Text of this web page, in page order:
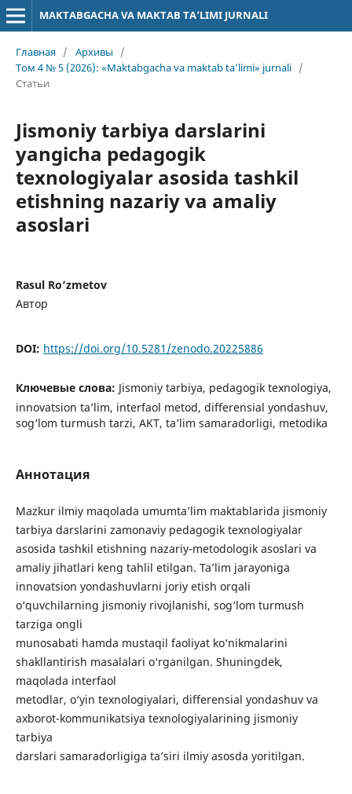
MAKTABGACHA VA MAKTAB TA’LIMI JURNALI
Главная / Архивы
/
Том 4 № 5 (2026): «Maktabgacha va maktab ta’limi» jurnali /
Статьи
Jismoniy tarbiya darslarini
yangicha pedagogik
texnologiyalar asosida tashkil
etishning nazariy va amaliy
asoslari
Rasul Ro‘zmetov
Автор
DOI: https://doi.org/10.5281/zenodo.20225886
Ключевые слова: Jismoniy tarbiya, pedagogik texnologiya,
innovatsion ta’lim, interfaol metod, differensial yondashuv,
sog‘lom turmush tarzi, AKT, ta’lim samaradorligi, metodika
Аннотация
Mazkur ilmiy maqolada umumta’lim maktablarida jismoniy
tarbiya darslarini zamonaviy pedagogik texnologiyalar
asosida tashkil etishning nazariy-metodologik asoslari va
amaliy jihatlari keng tahlil etilgan. Ta’lim jarayoniga
innovatsion yondashuvlarni joriy etish orqali
o‘quvchilarning jismoniy rivojlanishi, sog‘lom turmush
tarziga ongli
munosabati hamda mustaqil faoliyat ko‘nikmalarini
shakllantirish masalalari o‘rganilgan. Shuningdek,
maqolada interfaol
metodlar, o‘yin texnologiyalari, differensial yondashuv va
axborot-kommunikatsiya texnologiyalarining jismoniy
tarbiya
darslari samaradorligiga ta’siri ilmiy asosda yoritilgan.